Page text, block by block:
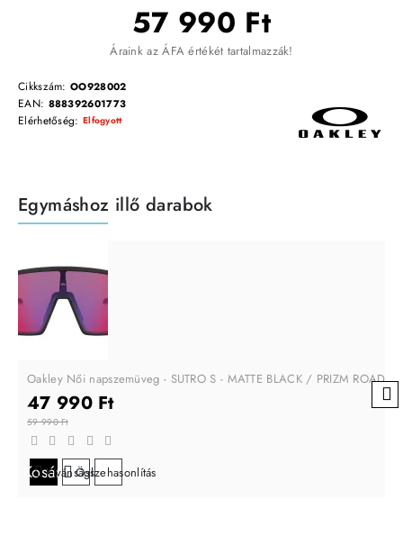
57 990 Ft
Áraink az ÁFA értékét tartalmazzák!
Cikkszám: OO928002
EAN: 888392601773
Elérhetőség: Elfogyott
Egymáshoz illő darabok
Oakley Női napszemüveg - SUTRO S - MATTE BLACK / PRIZM ROAD
47 990 Ft
59 990 Ft
Kosárba
Kívánságlistára
Összehasonlítás